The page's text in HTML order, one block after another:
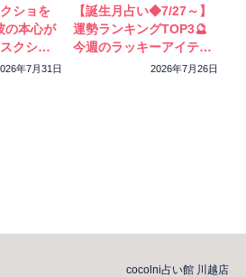
ショを
の本心が
クショ
ートしま
年7月31日
【誕生月占い◆7/27～】
運勢ランキングTOP3🔮
今週のラッキーアイテム
2026年7月26日
cocolni占い館 川越店